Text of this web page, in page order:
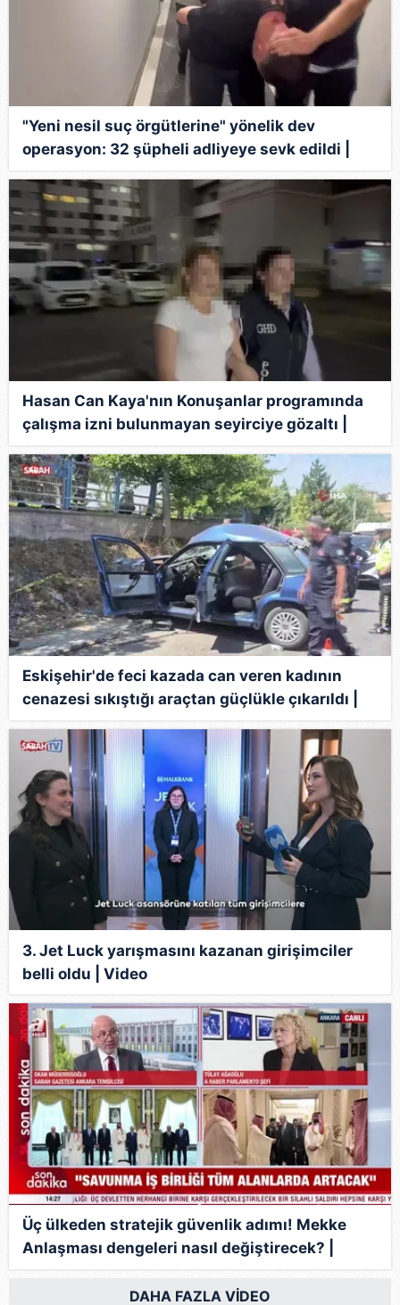
"Yeni nesil suç örgütlerine" yönelik dev
operasyon: 32 şüpheli adliyeye sevk edildi |
Video
Hasan Can Kaya'nın Konuşanlar programında
çalışma izni bulunmayan seyirciye gözaltı |
Video
Eskişehir'de feci kazada can veren kadının
cenazesi sıkıştığı araçtan güçlükle çıkarıldı |
Video
3. Jet Luck yarışmasını kazanan girişimciler
belli oldu | Video
Üç ülkeden stratejik güvenlik adımı! Mekke
Anlaşması dengeleri nasıl değiştirecek? |
Video
DAHA FAZLA VİDEO